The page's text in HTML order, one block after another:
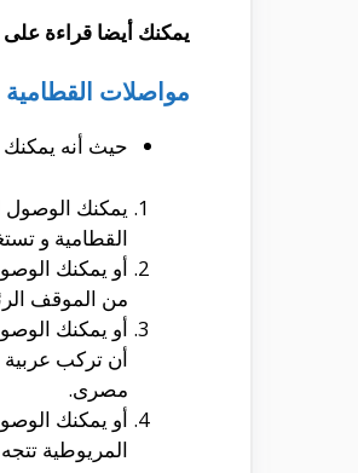
يمكنك أيضا قراءة
مواصلات
حيث أنه
يمكنك الوصول
القطامية و
أو يمكنك
من الموقف
أو يمكنك
مصرى.
أو يمكنك
المريوطية